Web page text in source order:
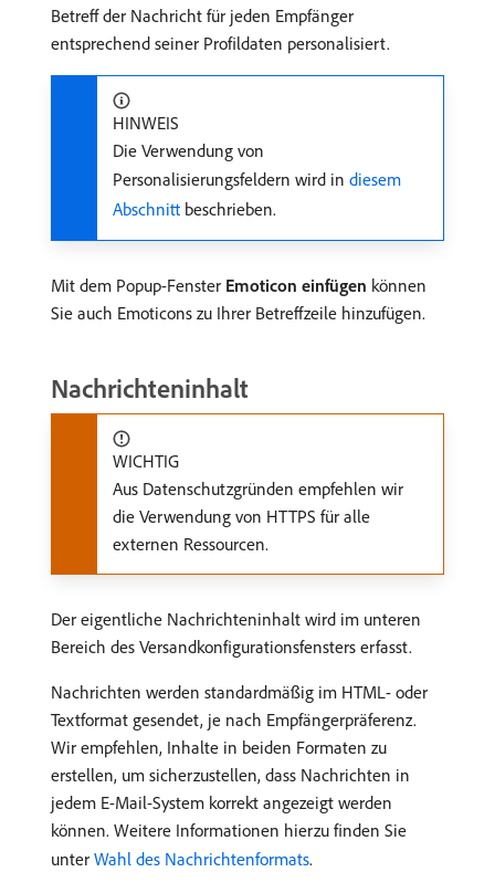
Betreff der Nachricht für jeden Empfänger
entsprechend seiner Profildaten personalisiert.
HINWEIS
Die Verwendung von
Personalisierungsfeldern wird in diesem
Abschnitt beschrieben.
Mit dem Popup-Fenster Emoticon einfügen können
Sie auch Emoticons zu Ihrer Betreffzeile hinzufügen.
Nachrichteninhalt
WICHTIG
Aus Datenschutzgründen empfehlen wir
die Verwendung von HTTPS für alle
externen Ressourcen.
Der eigentliche Nachrichteninhalt wird im unteren
Bereich des Versandkonfigurationsfensters erfasst.
Nachrichten werden standardmäßig im HTML- oder
Textformat gesendet, je nach Empfängerpräferenz.
Wir empfehlen, Inhalte in beiden Formaten zu
erstellen, um sicherzustellen, dass Nachrichten in
jedem E-Mail-System korrekt angezeigt werden
können. Weitere Informationen hierzu finden Sie
unter Wahl des Nachrichtenformats.